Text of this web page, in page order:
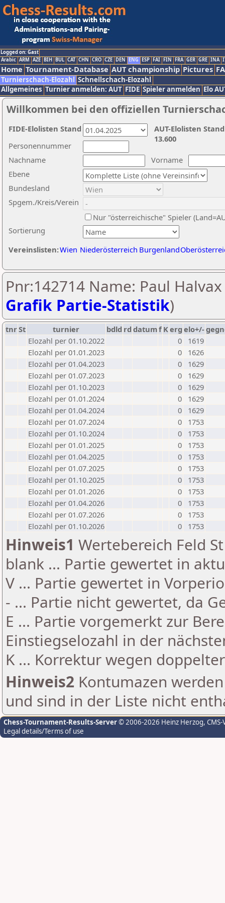
Logged on: Gast
Arabic ARM AZE BIH BUL CAT CHN CRO CZE DEN ENG ESP FAI FIN FRA GER GRE INA
Home Tournament-Database AUT championship Pictures
Turnierschach-Elozahl Schnellschach-Elozahl
Allgemeines Turnier anmelden: AUT FIDE Spieler anmelden Elo
Willkommen bei den offiziellen
Nachname
Vorname
Ebene
Sortierung
Personennummer
Bundesland
Spgem./Kreis/Verein
Nur "österreichische" Spieler
Vereinslisten:Wien Niederösterreich Burgenland
AUT-Elolisten
13.600
FIDE-Elolisten Stand
Pnr:142714 Name: Paul
Grafik Partie-Statistik)
tnrSt turnier bdld rd datumf Kerg elo+/-
Elozahl per 01.10.2022
0
1619
Elozahl per 01.01.2023
0
1626
Elozahl per 01.04.2023
0
1629
Elozahl per 01.07.2023
0
1629
Elozahl per 01.10.2023
0
1629
Elozahl per 01.01.2024
0
1629
Elozahl per 01.04.2024
0
1629
Elozahl per 01.07.2024
0
1753
Elozahl per 01.10.2024
0
1753
Elozahl per 01.01.2025
0
1753
Elozahl per 01.04.2025
0
1753
Elozahl per 01.07.2025
0
1753
Elozahl per 01.10.2025
0
1753
Elozahl per 01.01.2026
0
1753
Elozahl per 01.04.2026
0
1753
Elozahl per 01.07.2026
0
1753
Elozahl per 01.10.2026
0 1753
Hinweis1 Wertebereich Feld
blank ... Partie gewertet in
V ... Partie gewertet in
- ... Partie nicht gewertet, da
E ... Partie vorgemerkt zur
Einstiegselozahl in der
K ... Korrektur wegen
Hinweis2 Kontumazen
und sind in der Liste nicht
Chess-Tournament-Results-Server© 2006-2026 Heinz Herzog,
Legal details/Terms of use